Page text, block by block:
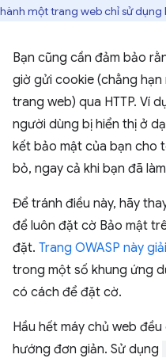
hành một trang web chỉ sử dụng
Bạn cũng cần đảm bảo
giờ gửi cookie (chẳng
trang web) qua HTTP. Ví
người dùng bị hiển thị ở
kết bảo mật của bạn cho
bỏ, ngay cả khi bạn đã
Để tránh điều này, hãy
để luôn đặt cờ Bảo mật
đặt. Trang OWASP này
trong một số khung ứng
có cách để đặt cờ.
Hầu hết máy chủ web
hướng đơn giản. Sử dụng